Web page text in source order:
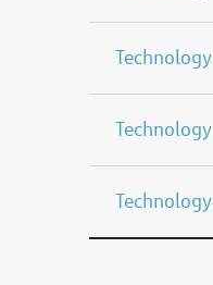
Technology
Technology
Technology